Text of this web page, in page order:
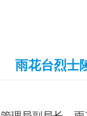
雨花台烈士